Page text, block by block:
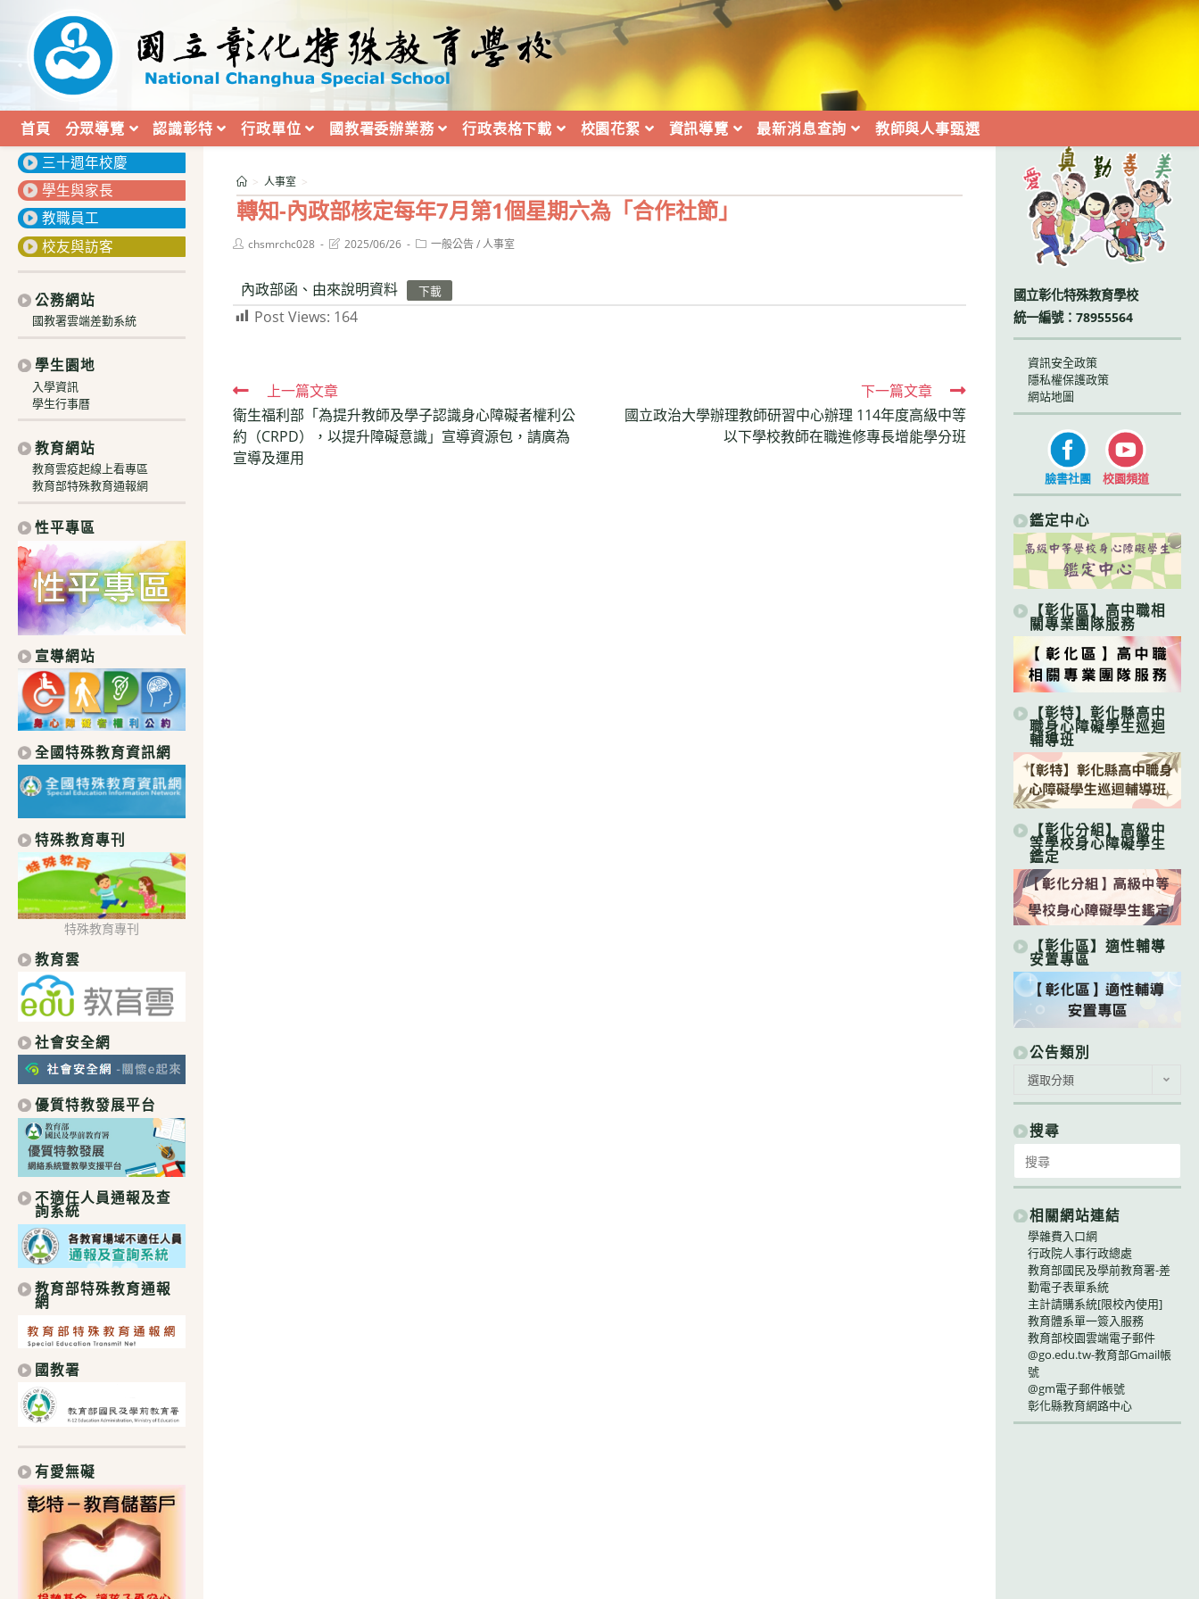
內
首頁 分眾導覽 認識彰特 行政單位 國教署委辦業務 行政表格下載 校園花絮 資訊導覽 最新消息查詢 教師與人事甄選
轉知-內政部核定每年7月第1個星期六為「合作社節」
> 人事室 >
Postchsmrchc028
Post2025/06/26
Post一般公告 / 人事室
內政部函、由來說明資料 下載
Post Views: 164
Read
more
articles
上一篇文章
衛生福利部「為提升教師及學子認識身心障礙者權利公
約（CRPD），以提升障礙意識」宣導資源包，請廣為
宣導及運用
下一篇文章
國立政治大學辦理教師研習中心辦理 114年度高級中等
以下學校教師在職進修專長增能學分班
:::
三十週年校慶
學生與家長
教職員工
校友與訪客
公務網站
國教署雲端差勤系統
學生園地
入學資訊
學生行事曆
教育網站
教育雲疫起線上看專區
教育部特殊教育通報網
性平專區
宣導網站
全國特殊教育資訊網
特殊教育專刊
特殊教育專刊
教育雲
社會安全網
優質特教發展平台
不適任人員通報及查
詢系統
教育部特殊教育通報
網
國教署
有愛無礙
國立彰化特殊教育學校
統一編號：78955564
資訊安全政策
隱私權保護政策
網站地圖
臉書社團 校園頻道
鑑定中心
【彰化區】高中職相
關專業團隊服務
【彰特】彰化縣高中
職身心障礙學生巡迴
輔導班
【彰化分組】高級中
等學校身心障礙學生
鑑定
【彰化區】適性輔導
安置專區
公告類別
類
別
選取分類
搜尋
for:
相關網站連結
學雜費入口網
行政院人事行政總處
教育部國民及學前教育署-差
勤電子表單系統
主計請購系統[限校內使用]
教育體系單一簽入服務
教育部校園雲端電子郵件
@go.edu.tw-教育部Gmail帳
號
@gm電子郵件帳號
彰化縣教育網路中心